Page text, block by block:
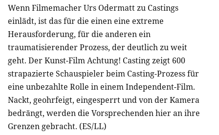
Wenn Filmemacher Urs Odermatt zu Castings
einlädt, ist das für die einen eine extreme
Herausforderung, für die anderen ein
traumatisierender Prozess, der deutlich zu weit
geht. Der Kunst-Film Achtung! Casting zeigt 600
strapazierte Schauspieler beim Casting-Prozess für
eine unbezahlte Rolle in einem Independent-Film.
Nackt, geohrfeigt, eingesperrt und von der Kamera
bedrängt, werden die Vorsprechenden hier an ihre
Grenzen gebracht. (ES/LL)